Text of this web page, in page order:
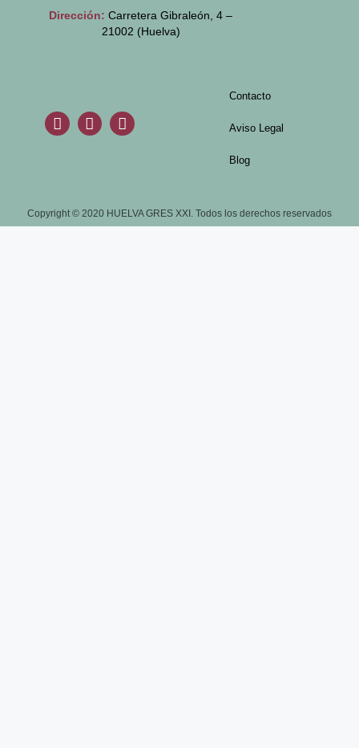
Dirección: Carretera Gibraleón, 4 –
21002 (Huelva)
Contacto
Aviso Legal
Blog
Copyright © 2020 HUELVA GRES XXI. Todos los derechos reservados